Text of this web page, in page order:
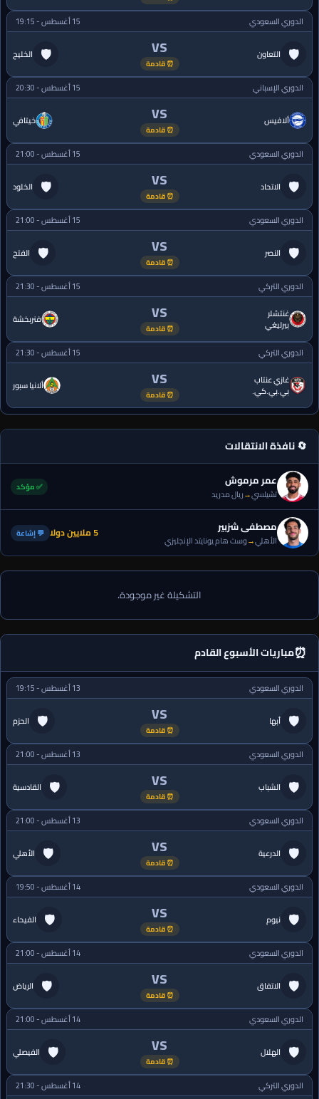
الدوري السعودي 15 أغسطس - 19:15
🛡 التعاون VS
⏰ قادمة
الخليج 🛡
الدوري الإسباني 15 أغسطس - 20:30
ألافيس VS
⏰ قادمة
خيتافي
الدوري السعودي 15 أغسطس - 21:00
🛡 الاتحاد VS
⏰ قادمة
الخلود 🛡
الدوري السعودي 15 أغسطس - 21:00
🛡 النصر VS
⏰ قادمة
الفتح 🛡
الدوري التركي
15 أغسطس - 21:30
غنتشلر
بيرليغي
VS
⏰ قادمة
فنربخشة
الدوري التركي
15 أغسطس - 21:30
غازي عنتاب
بي.بي.كي.
VS
⏰ قادمة
ألانيا سبور
🔄 نافذة الانتقالات
عمر مرموش
تشيلسي→ريال مدريد
✅ مؤكد
مصطفى شزبير
الأهلي→وست هام يونايتد الإنجليزي 5 ملايين دولا 💬 إشاعة
التشكيلة غير موجودة.
⏰مباريات الأسبوع القادم
الدوري السعودي 13 أغسطس - 19:15
🛡 أبها VS
⏰ قادمة
الحزم 🛡
الدوري السعودي 13 أغسطس - 21:00
🛡 الشباب VS
⏰ قادمة
القادسية 🛡
الدوري السعودي 13 أغسطس - 21:00
🛡 الدرعية VS
⏰ قادمة
الأهلي 🛡
الدوري السعودي 14 أغسطس - 19:50
🛡 نيوم VS
⏰ قادمة
الفيحاء 🛡
الدوري السعودي 14 أغسطس - 21:00
🛡 الاتفاق VS
⏰ قادمة
الرياض 🛡
الدوري السعودي 14 أغسطس - 21:00
🛡 الهلال VS
⏰ قادمة
الفيصلي 🛡
الدوري التركي 14 أغسطس - 21:30